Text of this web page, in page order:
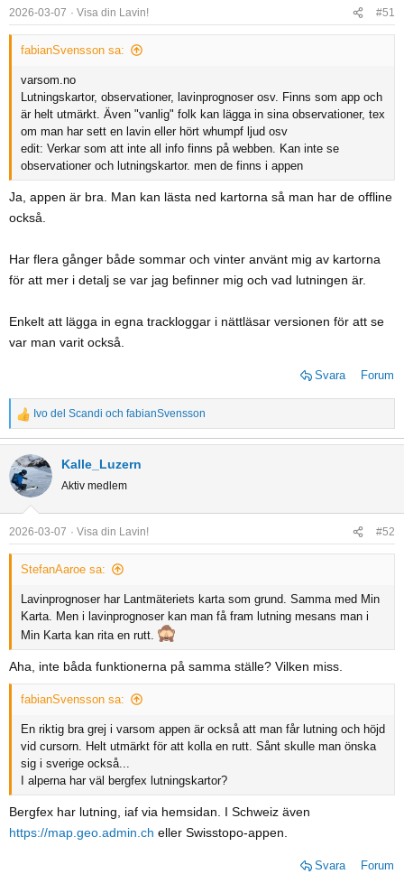
o
n
2026-03-07 Visa din Lavin! #51
fabianSvensson sa:
varsom.no
Lutningskartor, observationer, lavinprognoser osv. Finns som app och
är helt utmärkt. Även "vanlig" folk kan lägga in sina observationer, tex
om man har sett en lavin eller hört whumpf ljud osv
edit: Verkar som att inte all info finns på webben. Kan inte se
observationer och lutningskartor. men de finns i appen
Ja, appen är bra. Man kan lästa ned kartorna så man har de offline
också.
Har flera gånger både sommar och vinter använt mig av kartorna
för att mer i detalj se var jag befinner mig och vad lutningen är.
Enkelt att lägga in egna trackloggar i nättläsar versionen för att se
var man varit också.
Svara Forum
R
e
a
c
t
i
o
n
Ivo del Scandi och fabianSvensson
Kalle_Luzern
Aktiv medlem
2026-03-07 Visa din Lavin! #52
StefanAaroe sa:
Lavinprognoser har Lantmäteriets karta som grund. Samma med Min
Karta. Men i lavinprognoser kan man få fram lutning mesans man i
Min Karta kan rita en rutt.
Aha, inte båda funktionerna på samma ställe? Vilken miss.
fabianSvensson sa:
En riktig bra grej i varsom appen är också att man får lutning och höjd
vid cursorn. Helt utmärkt för att kolla en rutt. Sånt skulle man önska
sig i sverige också...
I alperna har väl bergfex lutningskartor?
Bergfex har lutning, iaf via hemsidan. I Schweiz även
https://map.geo.admin.ch eller Swisstopo-appen.
Svara Forum